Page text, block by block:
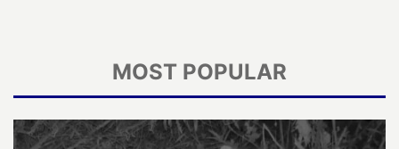
MOST POPULAR